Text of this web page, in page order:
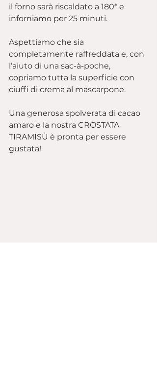
il forno sarà riscaldato a 180* e
inforniamo per 25 minuti.
Aspettiamo che sia
completamente raffreddata e, con
l’aiuto di una sac-à-poche,
copriamo tutta la superficie con
ciuffi di crema al mascarpone.
Una generosa spolverata di cacao
amaro e la nostra CROSTATA
TIRAMISÙ è pronta per essere
gustata!